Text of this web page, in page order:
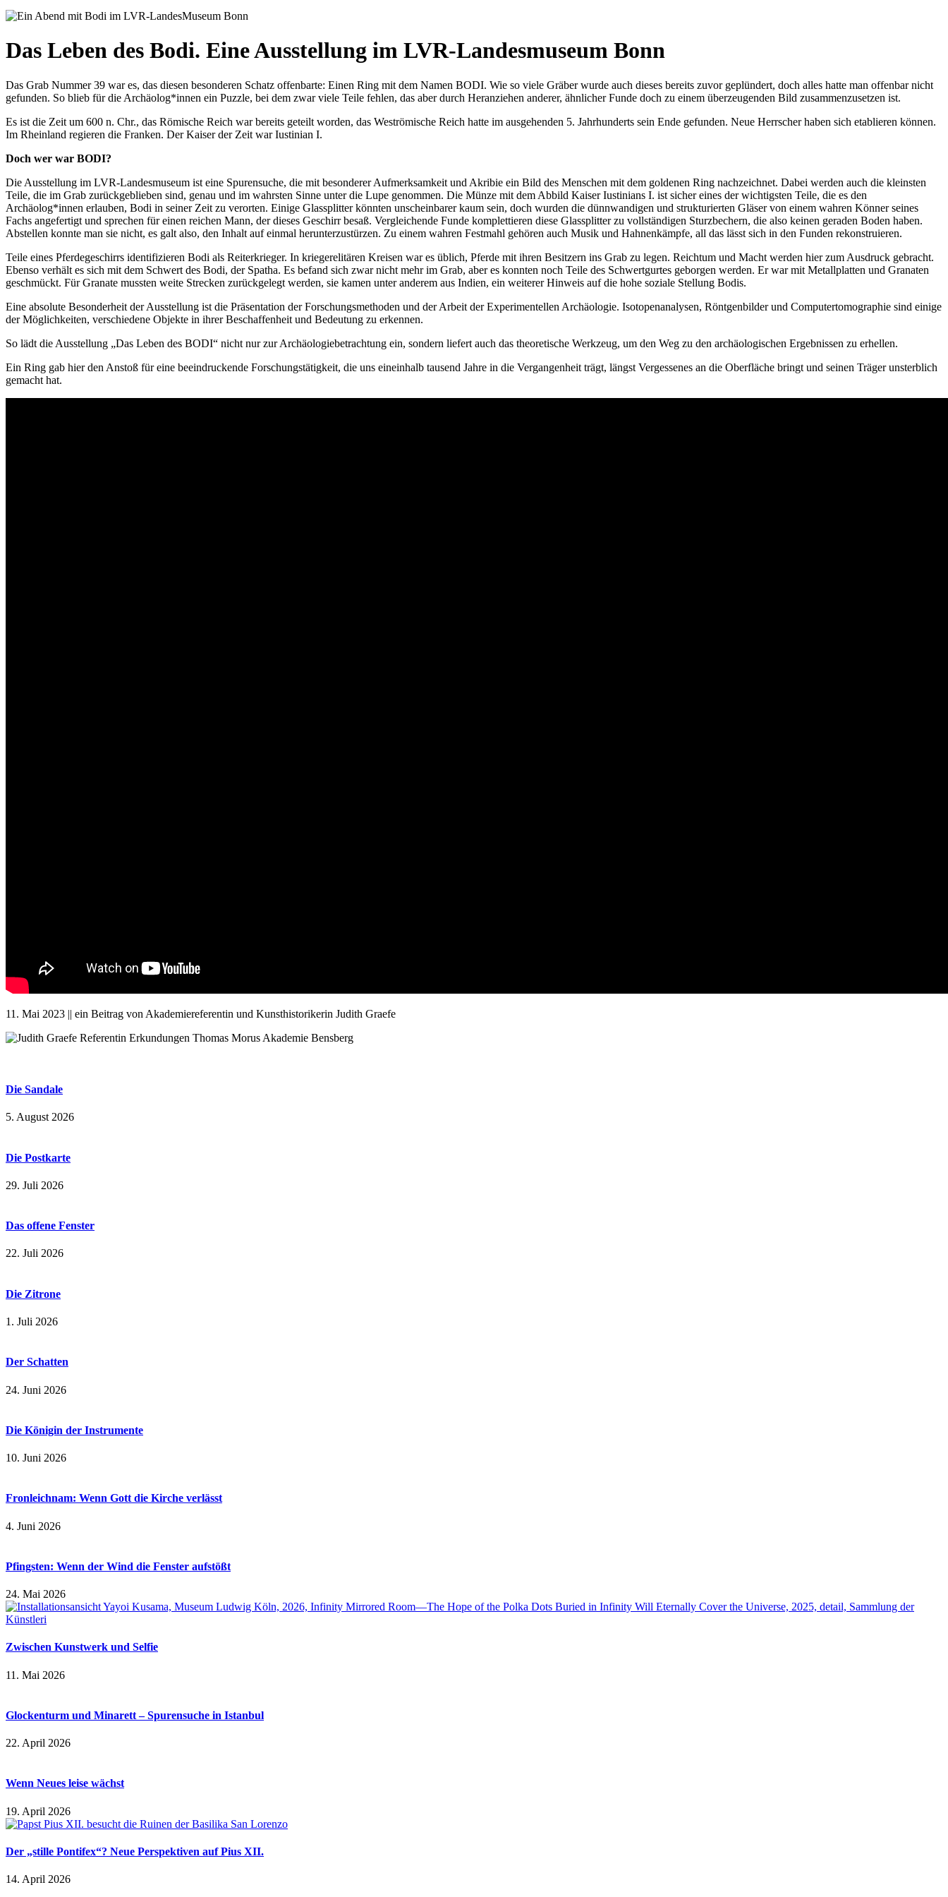
Das Leben des Bodi. Eine Ausstellung im LVR-Landesmuseum Bonn
Das Grab Nummer 39 war es, das diesen besonderen Schatz offenbarte: Einen Ring mit dem Namen BODI. Wie so viele Gräber wurde auch dieses bereits zuvor geplündert, doch alles hatte man offenbar nicht
gefunden. So blieb für die Archäolog*innen ein Puzzle, bei dem zwar viele Teile fehlen, das aber durch Heranziehen anderer, ähnlicher Funde doch zu einem überzeugenden Bild zusammenzusetzen ist.
Es ist die Zeit um 600 n. Chr., das Römische Reich war bereits geteilt worden, das Weströmische Reich hatte im ausgehenden 5. Jahrhunderts sein Ende gefunden. Neue Herrscher haben sich etablieren können.
Im Rheinland regieren die Franken. Der Kaiser der Zeit war Iustinian I.
Doch wer war BODI?
Die Ausstellung im LVR-Landesmuseum ist eine Spurensuche, die mit besonderer Aufmerksamkeit und Akribie ein Bild des Menschen mit dem goldenen Ring nachzeichnet. Dabei werden auch die kleinsten
Teile, die im Grab zurückgeblieben sind, genau und im wahrsten Sinne unter die Lupe genommen. Die Münze mit dem Abbild Kaiser Iustinians I. ist sicher eines der wichtigsten Teile, die es den
Archäolog*innen erlauben, Bodi in seiner Zeit zu verorten. Einige Glassplitter könnten unscheinbarer kaum sein, doch wurden die dünnwandigen und strukturierten Gläser von einem wahren Könner seines
Fachs angefertigt und sprechen für einen reichen Mann, der dieses Geschirr besaß. Vergleichende Funde komplettieren diese Glassplitter zu vollständigen Sturzbechern, die also keinen geraden Boden haben.
Abstellen konnte man sie nicht, es galt also, den Inhalt auf einmal herunterzustürzen. Zu einem wahren Festmahl gehören auch Musik und Hahnenkämpfe, all das lässt sich in den Funden rekonstruieren.
Teile eines Pferdegeschirrs identifizieren Bodi als Reiterkrieger. In kriegerelitären Kreisen war es üblich, Pferde mit ihren Besitzern ins Grab zu legen. Reichtum und Macht werden hier zum Ausdruck gebracht.
Ebenso verhält es sich mit dem Schwert des Bodi, der Spatha. Es befand sich zwar nicht mehr im Grab, aber es konnten noch Teile des Schwertgurtes geborgen werden. Er war mit Metallplatten und Granaten
geschmückt. Für Granate mussten weite Strecken zurückgelegt werden, sie kamen unter anderem aus Indien, ein weiterer Hinweis auf die hohe soziale Stellung Bodis.
Eine absolute Besonderheit der Ausstellung ist die Präsentation der Forschungsmethoden und der Arbeit der Experimentellen Archäologie. Isotopenanalysen, Röntgenbilder und Computertomographie sind einige
der Möglichkeiten, verschiedene Objekte in ihrer Beschaffenheit und Bedeutung zu erkennen.
So lädt die Ausstellung „Das Leben des BODI“ nicht nur zur Archäologiebetrachtung ein, sondern liefert auch das theoretische Werkzeug, um den Weg zu den archäologischen Ergebnissen zu erhellen.
Ein Ring gab hier den Anstoß für eine beeindruckende Forschungstätigkeit, die uns eineinhalb tausend Jahre in die Vergangenheit trägt, längst Vergessenes an die Oberfläche bringt und seinen Träger unsterblich
gemacht hat.
11. Mai 2023 || ein Beitrag von Akademiereferentin und Kunsthistorikerin Judith Graefe
Die Sandale
5. August 2026
Die Postkarte
29. Juli 2026
Das offene Fenster
22. Juli 2026
Die Zitrone
1. Juli 2026
Der Schatten
24. Juni 2026
Die Königin der Instrumente
10. Juni 2026
Fronleichnam: Wenn Gott die Kirche verlässt
4. Juni 2026
Pfingsten: Wenn der Wind die Fenster aufstößt
24. Mai 2026
Zwischen Kunstwerk und Selfie
11. Mai 2026
Glockenturm und Minarett – Spurensuche in Istanbul
22. April 2026
Wenn Neues leise wächst
19. April 2026
Der „stille Pontifex“? Neue Perspektiven auf Pius XII.
14. April 2026